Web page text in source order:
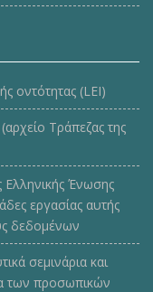
οντότητας (LEI)
Τράπεζας της
Ένωσης
εργασίας αυτής
δεδομένων
σεμινάρια και
των προσωπικών